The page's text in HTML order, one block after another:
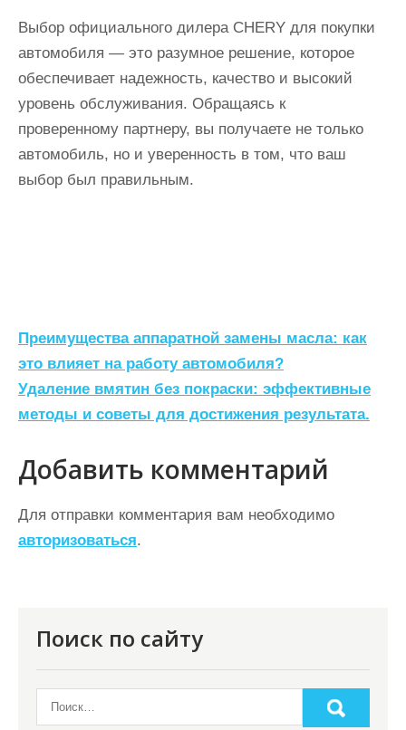
Выбор официального дилера CHERY для покупки
автомобиля — это разумное решение, которое
обеспечивает надежность, качество и высокий
уровень обслуживания. Обращаясь к
проверенному партнеру, вы получаете не только
автомобиль, но и уверенность в том, что ваш
выбор был правильным.
Н
а
в
и
г
а
ц
и
Преимущества аппаратной замены масла: как
это влияет на работу автомобиля?
Удаление вмятин без покраски: эффективные
методы и советы для достижения результата.
Добавить комментарий
Для отправки комментария вам необходимо
авторизоваться.
Поиск по сайту